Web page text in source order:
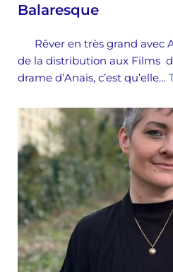
Balaresque
Rêver en très grand avec
de la distribution aux Films
drame d’Anaïs, c’est qu’elle…